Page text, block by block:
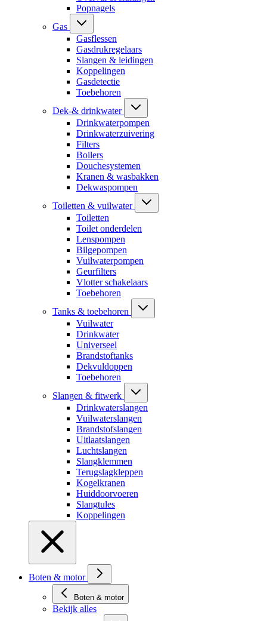
Popnagels
Gas
Gasflessen
Gasdrukregelaars
Slangen & leidingen
Koppelingen
Gasdetectie
Toebehoren
Dek-& drinkwater
Drinkwaterpompen
Drinkwaterzuivering
Filters
Boilers
Douchesystemen
Kranen & wasbakken
Dekwaspompen
Toiletten & vuilwater
Toiletten
Toilet onderdelen
Lenspompen
Bilgepompen
Vuilwaterpompen
Geurfilters
Vlotter schakelaars
Toebehoren
Tanks & toebehoren
Vuilwater
Drinkwater
Universeel
Brandstoftanks
Dekvuldoppen
Toebehoren
Slangen & fitwerk
Drinkwaterslangen
Vuilwaterslangen
Brandstofslangen
Uitlaatslangen
Luchtslangen
Slangklemmen
Terugslagkleppen
Kogelkranen
Huiddoorvoeren
Slangtules
Koppelingen
Boten & motor
Boten & motor
Bekijk alles